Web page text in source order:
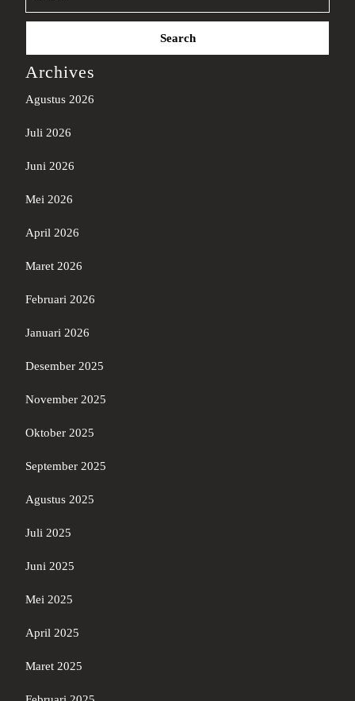
Search
Archives
Agustus 2026
Juli 2026
Juni 2026
Mei 2026
April 2026
Maret 2026
Februari 2026
Januari 2026
Desember 2025
November 2025
Oktober 2025
September 2025
Agustus 2025
Juli 2025
Juni 2025
Mei 2025
April 2025
Maret 2025